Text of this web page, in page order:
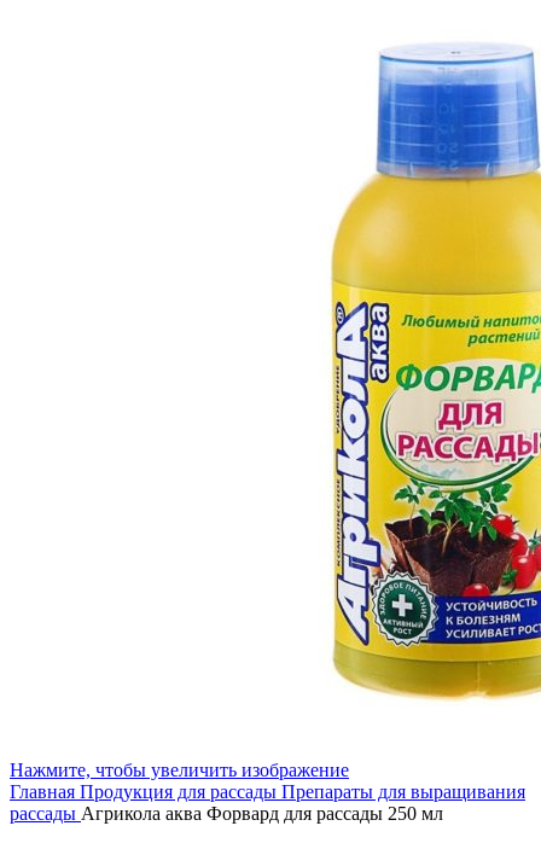
Нажмите, чтобы увеличить изображение
Главная Продукция для рассады Препараты для выращивания
рассады Агрикола аква Форвард для рассады 250 мл